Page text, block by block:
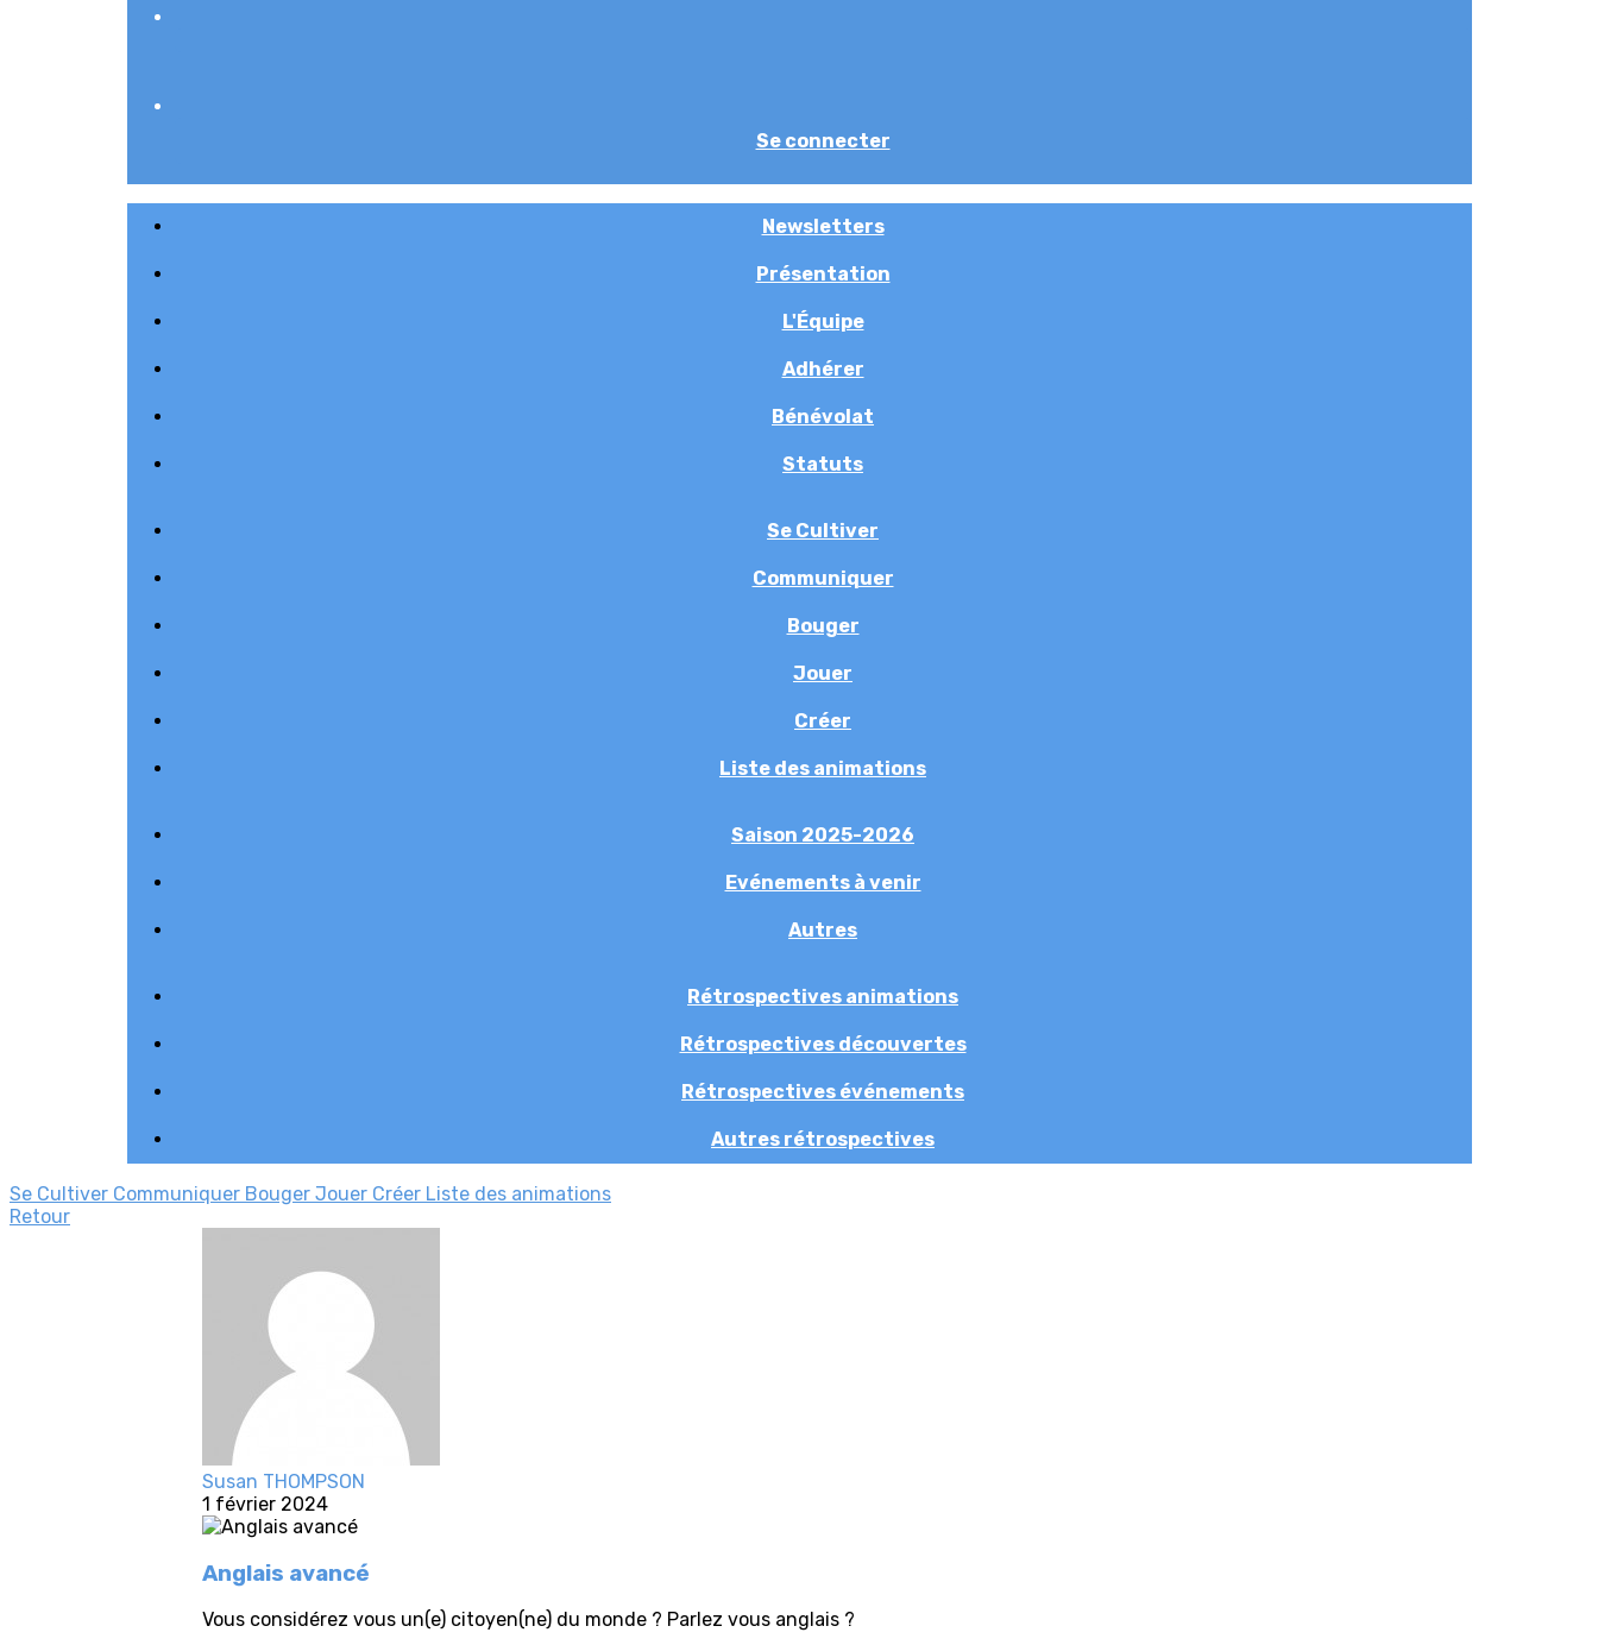
Se connecter
Newsletters
Présentation
L'Équipe
Adhérer
Bénévolat
Statuts
Se Cultiver
Communiquer
Bouger
Jouer
Créer
Liste des animations
Saison 2025-2026
Evénements à venir
Autres
Rétrospectives animations
Rétrospectives découvertes
Rétrospectives événements
Autres rétrospectives
Se Cultiver Communiquer Bouger Jouer Créer Liste des animations
Retour
Susan THOMPSON
1 février 2024
Anglais avancé
Vous considérez vous un(e) citoyen(ne) du monde ? Parlez vous anglais ?